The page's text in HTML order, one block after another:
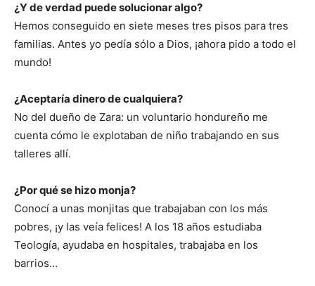
¿Y de verdad puede solucionar algo?
Hemos conseguido en siete meses tres pisos para tres
familias. Antes yo pedía sólo a Dios, ¡ahora pido a todo el
mundo!
¿Aceptaría dinero de cualquiera?
No del dueño de Zara: un voluntario hondureño me
cuenta cómo le explotaban de niño trabajando en sus
talleres allí.
¿Por qué se hizo monja?
Conocí a unas monjitas que trabajaban con los más
pobres, ¡y las veía felices! A los 18 años estudiaba
Teología, ayudaba en hospitales, trabajaba en los
barrios…